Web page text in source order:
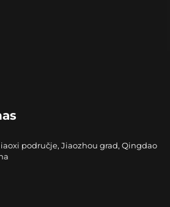
područje, Jiaozhou grad, Qingdao